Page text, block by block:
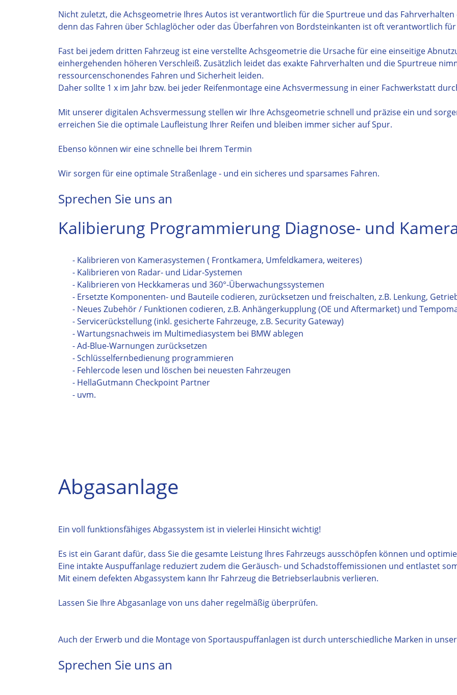
Nicht zuletzt, die Achsgeometrie Ihres Autos ist verantwortlich für die Spurtreue und das
denn das Fahren über Schlaglöcher oder das Überfahren von Bordsteinkanten ist oft verantwortlich
Fast bei jedem dritten Fahrzeug ist eine verstellte Achsgeometrie die Ursache für eine einseitige
einhergehenden höheren Verschleiß. Zusätzlich leidet das exakte Fahrverhalten und die Spurtreue
ressourcenschonendes Fahren und Sicherheit leiden.
Daher sollte 1 x im Jahr bzw. bei jeder Reifenmontage eine Achsvermessung in einer Fachwerkstatt
Mit unserer digitalen Achsvermessung stellen wir Ihre Achsgeometrie schnell und präzise ein und
erreichen Sie die optimale Laufleistung Ihrer Reifen und bleiben immer sicher auf Spur.
Ebenso können wir eine schnelle bei Ihrem Termin
Wir sorgen für eine optimale Straßenlage - und ein sicheres und sparsames Fahren.
Sprechen Sie uns an
Kalibierung Programmierung Diagnose- und
- Kalibrieren von Kamerasystemen ( Frontkamera, Umfeldkamera, weiteres)
- Kalibrieren von Radar- und Lidar-Systemen
- Kalibrieren von Heckkameras und 360°-Überwachungssystemen
- Ersetzte Komponenten- und Bauteile codieren, zurücksetzen und freischalten, z.B. Lenkung,
- Neues Zubehör / Funktionen codieren, z.B. Anhängerkupplung (OE und Aftermarket) und
- Servicerückstellung (inkl. gesicherte Fahrzeuge, z.B. Security Gateway)
- Wartungsnachweis im Multimediasystem bei BMW ablegen
- Ad-Blue-Warnungen zurücksetzen
- Schlüsselfernbedienung programmieren
- Fehlercode lesen und löschen bei neuesten Fahrzeugen
- HellaGutmann Checkpoint Partner
- uvm.
Abgasanlage
Ein voll funktionsfähiges Abgassystem ist in vielerlei Hinsicht wichtig!
Es ist ein Garant dafür, dass Sie die gesamte Leistung Ihres Fahrzeugs ausschöpfen können und
Eine intakte Auspuffanlage reduziert zudem die Geräusch- und Schadstoffemissionen und entlastet
Mit einem defekten Abgassystem kann Ihr Fahrzeug die Betriebserlaubnis verlieren.
Lassen Sie Ihre Abgasanlage von uns daher regelmäßig überprüfen.
Auch der Erwerb und die Montage von Sportauspuffanlagen ist durch unterschiedliche Marken in
Sprechen Sie uns an